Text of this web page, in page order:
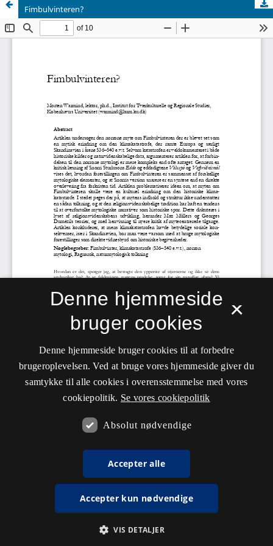
Fimbulvinteren?
×
Denne hjemmeside
bruger cookies
Denne hjemmeside bruger cookies til at forbedre
brugeroplevelsen. Ved at bruge vores hjemmeside giver du
samtykke til alle cookies i overensstemmelse med vores
cookiepolitik. Se vores cookiepolitik
Absolut nødvendige
Accepter alle
Accepter kun nødvendige
VIS DETALJER